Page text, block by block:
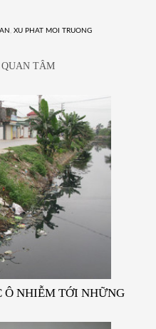
, XU PHAT MOI TRUONG
TÂM
Ô NHIỄM TỚI NHỮNG